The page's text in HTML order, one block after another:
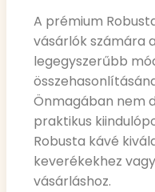
A prémium
vásárlók számára
legegyszerűbb
Önmagában nem
praktikus
Robusta kávé
keverékekhez
vásárláshoz.